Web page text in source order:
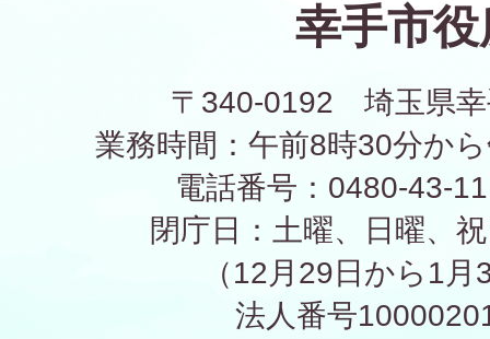
幸手市役
〒340-0192 埼玉県幸
業務時間：午前8時30分か
電話番号：0480-43-
閉庁日：土曜、日曜、
（12月29日から1
法人番号